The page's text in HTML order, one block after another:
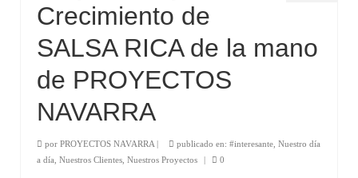
Medio Ambiente
I+D+i
Energía
Internacionalización
Clientes
Crecimiento de
SALSA RICA de la mano
de PROYECTOS
NAVARRA
por PROYECTOS NAVARRA | publicado en: #interesante Nuestro día
a día Nuestros Clientes Nuestros Proyectos | 0